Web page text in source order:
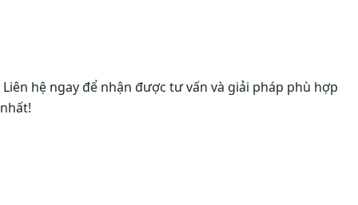
Liên hệ ngay để nhận được tư vấn và giải pháp phù hợp
nhất!